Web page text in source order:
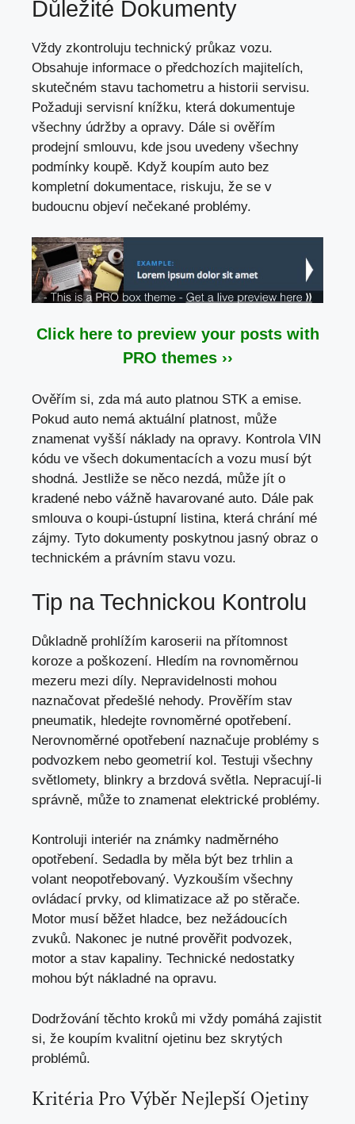
Důležité Dokumenty
Vždy zkontroluju technický průkaz vozu.
Obsahuje informace o předchozích majitelích,
skutečném stavu tachometru a historii servisu.
Požaduji servisní knížku, která dokumentuje
všechny údržby a opravy. Dále si ověřím
prodejní smlouvu, kde jsou uvedeny všechny
podmínky koupě. Když koupím auto bez
kompletní dokumentace, riskuju, že se v
budoucnu objeví nečekané problémy.
Click here to preview your posts with
PRO themes ››
Ověřím si, zda má auto platnou STK a emise.
Pokud auto nemá aktuální platnost, může
znamenat vyšší náklady na opravy. Kontrola VIN
kódu ve všech dokumentacích a vozu musí být
shodná. Jestliže se něco nezdá, může jít o
kradené nebo vážně havarované auto. Dále pak
smlouva o koupi-ústupní listina, která chrání mé
zájmy. Tyto dokumenty poskytnou jasný obraz o
technickém a právním stavu vozu.
Tip na Technickou Kontrolu
Důkladně prohlížím karoserii na přítomnost
koroze a poškození. Hledím na rovnoměrnou
mezeru mezi díly. Nepravidelnosti mohou
naznačovat předešlé nehody. Prověřím stav
pneumatik, hledejte rovnoměrné opotřebení.
Nerovnoměrné opotřebení naznačuje problémy s
podvozkem nebo geometrií kol. Testuji všechny
světlomety, blinkry a brzdová světla. Nepracují-li
správně, může to znamenat elektrické problémy.
Kontroluji interiér na známky nadměrného
opotřebení. Sedadla by měla být bez trhlin a
volant neopotřebovaný. Vyzkouším všechny
ovládací prvky, od klimatizace až po stěrače.
Motor musí běžet hladce, bez nežádoucích
zvuků. Nakonec je nutné prověřit podvozek,
motor a stav kapaliny. Technické nedostatky
mohou být nákladné na opravu.
Dodržování těchto kroků mi vždy pomáhá zajistit
si, že koupím kvalitní ojetinu bez skrytých
problémů.
Kritéria Pro Výběr Nejlepší Ojetiny